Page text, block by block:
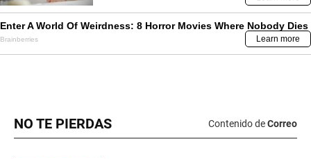
NO TE PIERDAS Contenido deCorreo